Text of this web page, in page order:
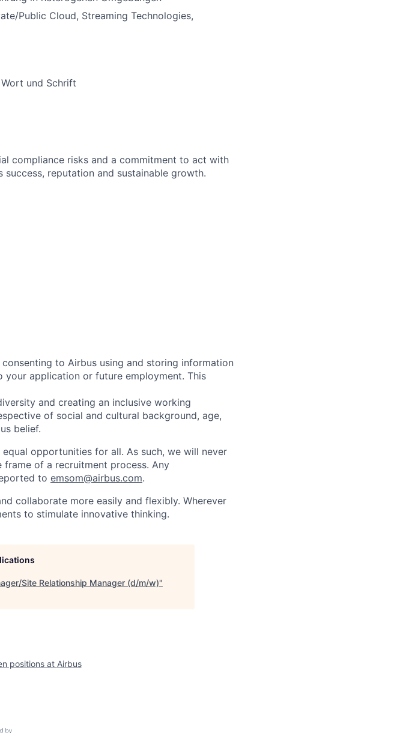
Public Cloud, Streaming Technologies,
und Schrift
compliance risks and a commitment to act with
reputation and sustainable growth.
to Airbus using and storing information
application or future employment. This
and creating an inclusive working
of social and cultural background, age,
belief.
opportunities for all. As such, we will never
of a recruitment process. Any
to emsom@airbus.com.
collaborate more easily and flexibly. Wherever
to stimulate innovative thinking.
Site Relationship Manager (d/m/w)"
positions at Airbus